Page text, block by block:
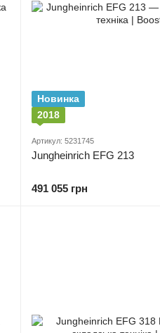
Новинка
2018
Артикул: 5231745
Jungheinrich EFG 213
491 055 грн